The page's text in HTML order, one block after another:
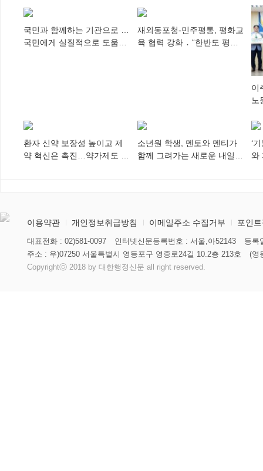
국민과 함께하는 기관으로 …
국민에게 실질적으로 도움이
재외동포청-민주평통, 평화교
육 협력 강화 ․ “한반도 평화,
이
노
환자 신약 보장성 높이고 제
약 혁신은 촉진…약가제도 개
소년원 학생, 멘토와 멘티가
함께 그려가는 새로운 내일
‘
와
이용약관 개인정보취급방침 이메일주소 수집거부 포인
대표전화 : 02)581-0097 인터넷신문등록번호 : 서울,아52143
등록
주소 : 우)07250 서울특별시 영등포구 영중로24길 10.2층 213호
(영
Copyrightⓒ 2018 by 대한행정신문 all right reserved.